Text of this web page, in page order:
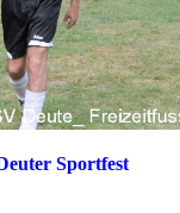
Sportfest